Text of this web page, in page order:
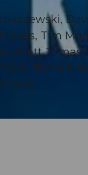
Gross, Tim
Matt
Tama